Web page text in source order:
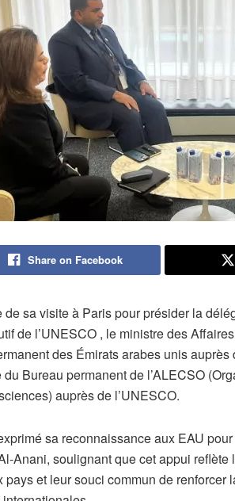
Share on Facebook
de sa visite à Paris pour présider la
de l’UNESCO , le ministre des
des Émirats arabes unis
Bureau permanent de l’ALECSO
auprès de l’UNESCO.
sa reconnaissance aux EAU
Anani, soulignant que cet appui
pays et leur souci commun de renforcer